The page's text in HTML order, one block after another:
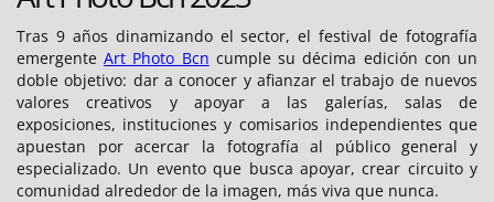
Tras 9 años dinamizando el sector, el festival de fotografía
emergenteArt Photo Bcn cumple su décima edición con un
doble objetivo: dar a conocer y afianzar el trabajo de nuevos
valores creativos y apoyar a las galerías, salas de
exposiciones, instituciones y comisarios independientes que
apuestan por acercar la fotografía al público general y
especializado. Un evento que busca apoyar, crear circuito y
comunidad alrededor de la imagen, más viva que nunca.